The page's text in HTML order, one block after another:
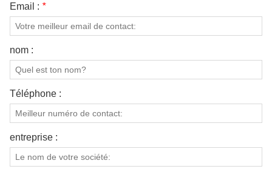
Email : *
nom :
Téléphone :
entreprise :